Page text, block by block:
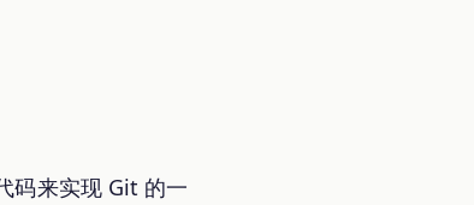
码来实现 Git 的一